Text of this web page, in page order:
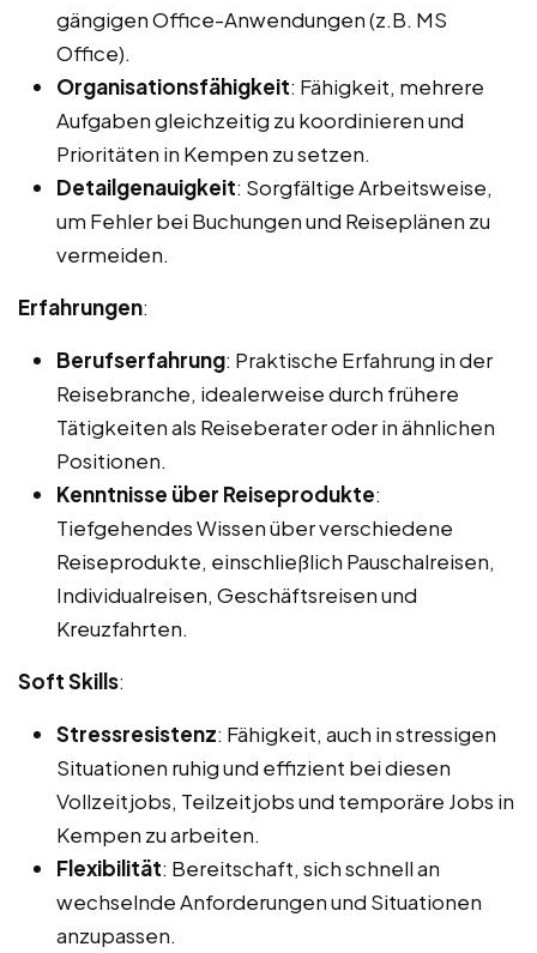
gängigen Office-Anwendungen (z.B. MS
Office).
Organisationsfähigkeit: Fähigkeit, mehrere
Aufgaben gleichzeitig zu koordinieren und
Prioritäten in Kempen zu setzen.
Detailgenauigkeit: Sorgfältige Arbeitsweise,
um Fehler bei Buchungen und Reiseplänen zu
vermeiden.
Erfahrungen:
Berufserfahrung: Praktische Erfahrung in der
Reisebranche, idealerweise durch frühere
Tätigkeiten als Reiseberater oder in ähnlichen
Positionen.
Kenntnisse über Reiseprodukte:
Tiefgehendes Wissen über verschiedene
Reiseprodukte, einschließlich Pauschalreisen,
Individualreisen, Geschäftsreisen und
Kreuzfahrten.
Soft Skills:
Stressresistenz: Fähigkeit, auch in stressigen
Situationen ruhig und effizient bei diesen
Vollzeitjobs, Teilzeitjobs und temporäre Jobs in
Kempen zu arbeiten.
Flexibilität: Bereitschaft, sich schnell an
wechselnde Anforderungen und Situationen
anzupassen.